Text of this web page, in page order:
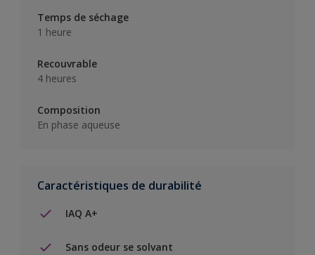
Temps de séchage
1 heure
Recouvrable
4 heures
Composition
En phase aqueuse
Caractéristiques de durabilité
IAQ A+
Sans odeur se solvant